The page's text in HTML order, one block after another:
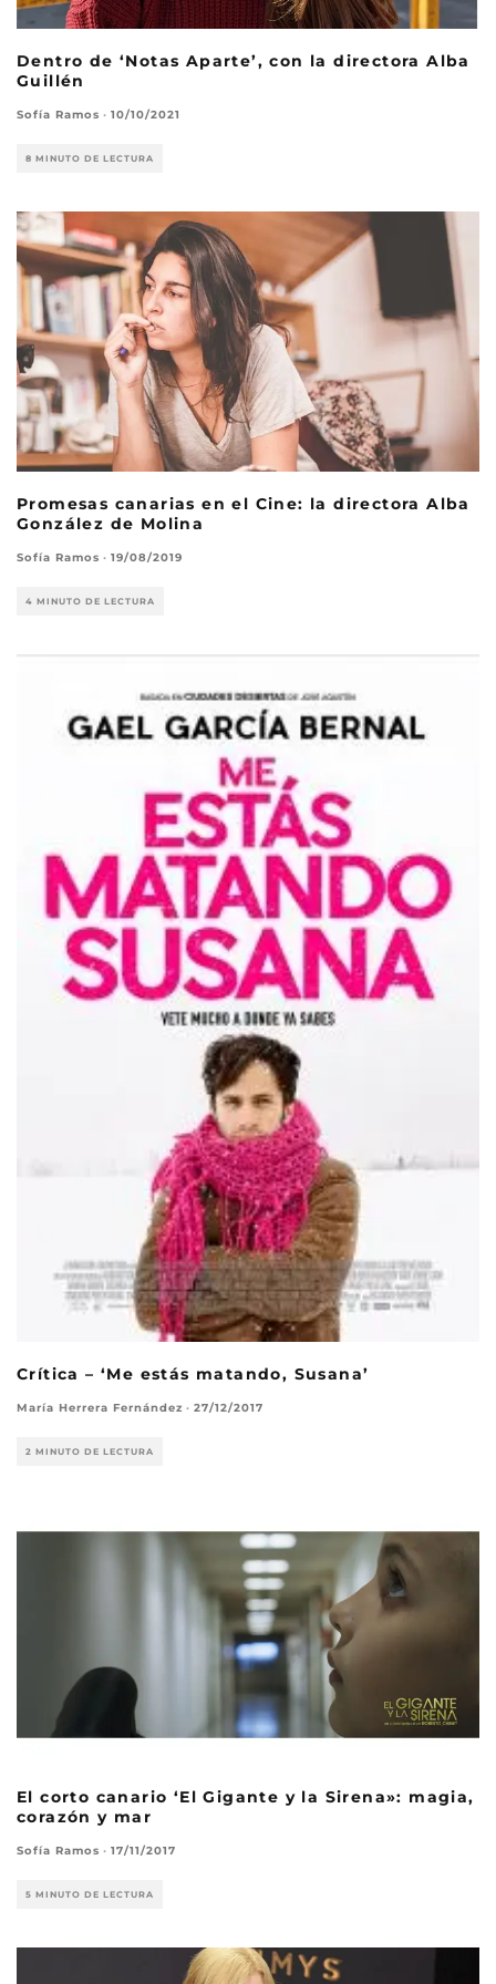
Dentro de ‘Notas Aparte’, con la directora Alba
Guillén
Sofía Ramos · 10/10/2021
8 MINUTO DE LECTURA
Promesas canarias en el Cine: la directora Alba
González de Molina
Sofía Ramos · 19/08/2019
4 MINUTO DE LECTURA
Crítica – ‘Me estás matando, Susana’
María Herrera Fernández · 27/12/2017
2 MINUTO DE LECTURA
El corto canario ‘El Gigante y la Sirena»: magia,
corazón y mar
Sofía Ramos · 17/11/2017
5 MINUTO DE LECTURA